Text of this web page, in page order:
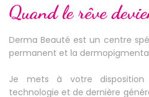
Quand le rêve
Derma Beauté est un centre
permanent et la
Je mets à votre
technologie et de dernière